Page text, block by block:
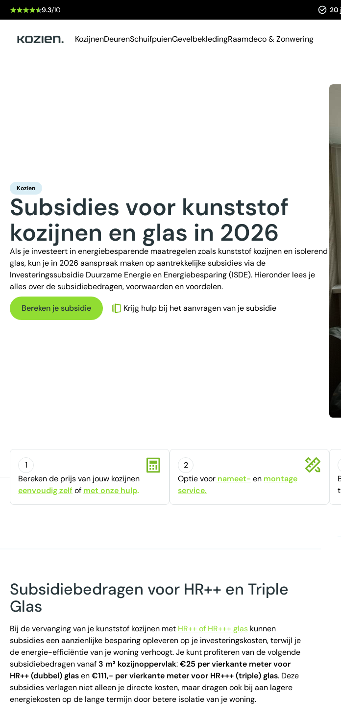
9.3/10 20
KozijnenDeurenSchuifpuienGevelbekledingRaamdeco & Zonwering
Kozien
Subsidies voor kunststof
kozijnen en glas in 2026
Als je investeert in energiebesparende maatregelen zoals kunststof kozijnen en isolerend
glas, kun je in 2026 aanspraak maken op aantrekkelijke subsidies via de
Investeringssubsidie Duurzame Energie en Energiebesparing (ISDE). Hieronder lees je
alles over de subsidiebedragen, voorwaarden en voordelen.
Bereken je subsidie Krijg hulp bij het aanvragen van je subsidie
1
Bereken de prijs van jouw kozijnen
eenvoudig zelfof met onze hulp.
2
Optie voor nameet- en montage
service.
Subsidiebedragen voor HR++ en Triple
Glas
Bij de vervanging van je kunststof kozijnen met HR++ of HR+++ glas kunnen
subsidies een aanzienlijke besparing opleveren op je investeringskosten, terwijl je
de energie-efficiëntie van je woning verhoogt. Je kunt profiteren van de volgende
subsidiebedragen vanaf 3 m² kozijnoppervlak:€25 per vierkante meter voor
HR++ (dubbel) glasen€111,- per vierkante meter voor HR+++ (triple) glas. Deze
subsidies verlagen niet alleen je directe kosten, maar dragen ook bij aan lagere
energiekosten op de lange termijn door betere isolatie van je woning.